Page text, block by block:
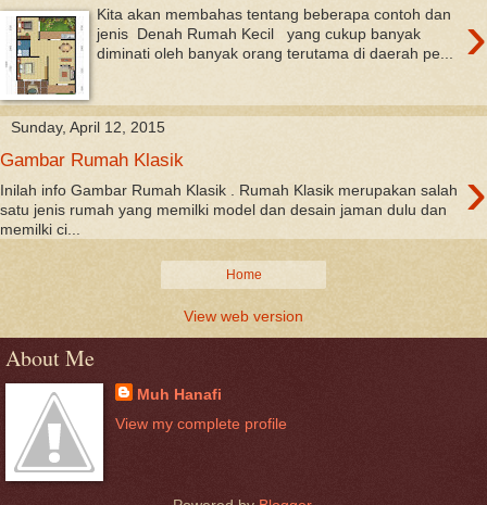
›
Kita akan membahas tentang beberapa contoh dan
jenis Denah Rumah Kecil yang cukup banyak
diminati oleh banyak orang terutama di daerah pe...
Sunday, April 12, 2015
Gambar Rumah Klasik ›
Inilah info Gambar Rumah Klasik . Rumah Klasik merupakan salah
satu jenis rumah yang memilki model dan desain jaman dulu dan
memilki ci...
Home
View web version
About Me
Muh Hanafi
View my complete profile